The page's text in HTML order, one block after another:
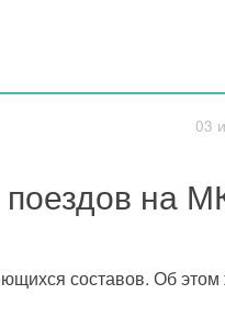
03
на
составов. Об